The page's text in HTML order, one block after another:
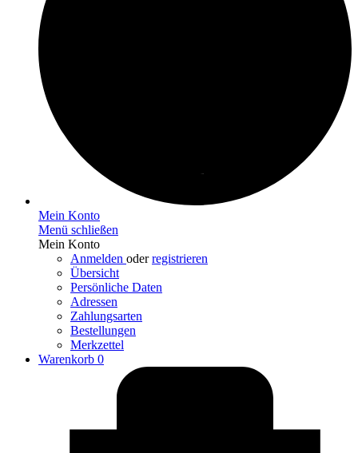
Mein Konto
Menü schließen
Mein Konto
Anmelden oderregistrieren
Übersicht
Persönliche Daten
Adressen
Zahlungsarten
Bestellungen
Merkzettel
Warenkorb 0